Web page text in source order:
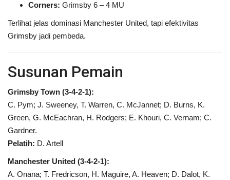
Corners: Grimsby 6 – 4 MU
Terlihat jelas dominasi Manchester United, tapi efektivitas
Grimsby jadi pembeda.
Susunan Pemain
Grimsby Town (3-4-2-1):
C. Pym; J. Sweeney, T. Warren, C. McJannet; D. Burns, K.
Green, G. McEachran, H. Rodgers; E. Khouri, C. Vernam; C.
Gardner.
Pelatih: D. Artell
Manchester United (3-4-2-1):
A. Onana; T. Fredricson, H. Maguire, A. Heaven; D. Dalot, K.